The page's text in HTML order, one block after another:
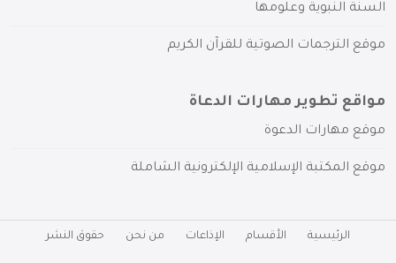
السنة النبوية وعلومها
موقع الترجمات الصوتية للقرآن الكريم
مواقع تطوير مهارات الدعاة
موقع مهارات الدعوة
موقع المكتبة الإسلامية الإلكترونية الشاملة
الرئيسية الأقسام الإذاعات من نحن حقوق النشر